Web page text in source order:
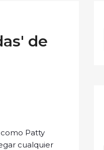
de
Patty
cualquier